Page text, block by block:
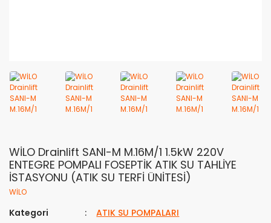
WİLO Drainlift SANI-M M.16M/1 1.5kW 220V
ENTEGRE POMPALI FOSEPTİK ATIK SU TAHLİYE
İSTASYONU (ATIK SU TERFİ ÜNİTESİ)
WİLO
Kategori
ATIK SU POMPALARI